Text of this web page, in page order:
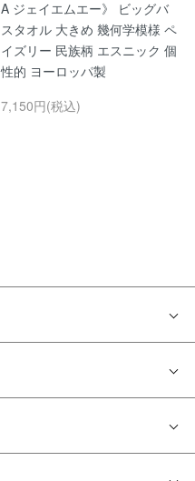
A ジェイエムエー》 ビッグバ
スタオル 大きめ 幾何学模様 ペ
イズリー 民族柄 エスニック 個
性的 ヨーロッパ製
7,150円(税込)